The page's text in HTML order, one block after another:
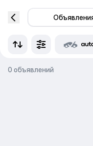
0 объявлений